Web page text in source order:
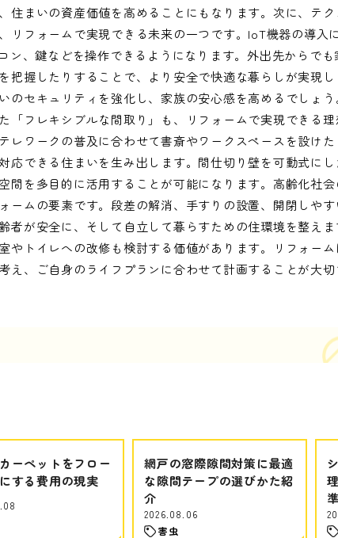
住まいの資産価値を高めることにもなります。次に、テ
リフォームで実現できる未来の一つです。IoT機器の導入
ン、鍵などを操作できるようになります。外出先からで
把握したりすることで、より安全で快適な暮らしが実現し
のセキュリティを強化し、家族の安心感を高めるでしょ
「フレキシブルな間取り」も、リフォームで実現できる
レワークの普及に合わせて書斎やワークスペースを設け
応できる住まいを生み出します。間仕切り壁を可動式に
間を多目的に活用することが可能になります。高齢化社会
ームの要素です。段差の解消、手すりの設置、開閉しやす
者が安全に、そして自立して暮らすための住環境を整え
やトイレへの改修も検討する価値があります。リフォー
え、ご自身のライフプランに合わせて計画することが大切
ーペットをフロー
する費用の現実
網戸の窓際隙間対策に最適
な隙間テープの選びかた紹
介
2026.08.06
害虫
準